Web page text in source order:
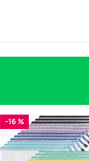
-16 %